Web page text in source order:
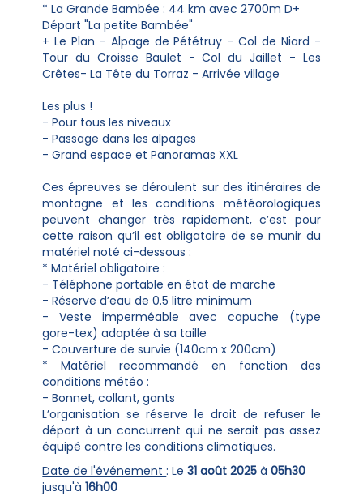
* La Grande Bambée : 44 km avec 2700m D+
Départ "La petite Bambée"
+ Le Plan - Alpage de Pététruy - Col de Niard -
Tour du Croisse Baulet - Col du Jaillet - Les
Crêtes- La Tête du Torraz - Arrivée village
Les plus !
- Pour tous les niveaux
- Passage dans les alpages
- Grand espace et Panoramas XXL
Ces épreuves se déroulent sur des itinéraires de
montagne et les conditions météorologiques
peuvent changer très rapidement, c’est pour
cette raison qu’il est obligatoire de se munir du
matériel noté ci-dessous :
* Matériel obligatoire :
- Téléphone portable en état de marche
- Réserve d’eau de 0.5 litre minimum
- Veste imperméable avec capuche (type
gore-tex) adaptée à sa taille
- Couverture de survie (140cm x 200cm)
* Matériel recommandé en fonction des
conditions météo :
- Bonnet, collant, gants
L’organisation se réserve le droit de refuser le
départ à un concurrent qui ne serait pas assez
équipé contre les conditions climatiques.
Date de l'événement: Le31 août 2025 à05h30
jusqu'à16h00